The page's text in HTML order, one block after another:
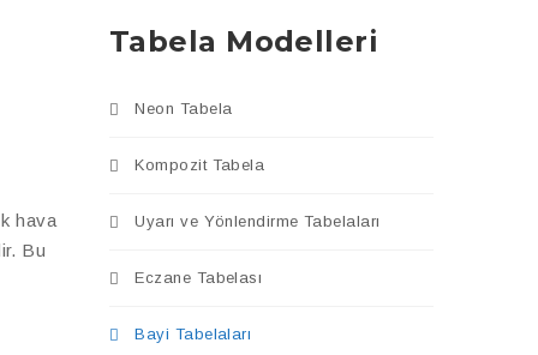
hava
Bu
Tabela Modelleri
Neon Tabela
Kompozit Tabela
Uyarı ve Yönlendirme Tabelaları
Eczane Tabelası
Bayi Tabelaları